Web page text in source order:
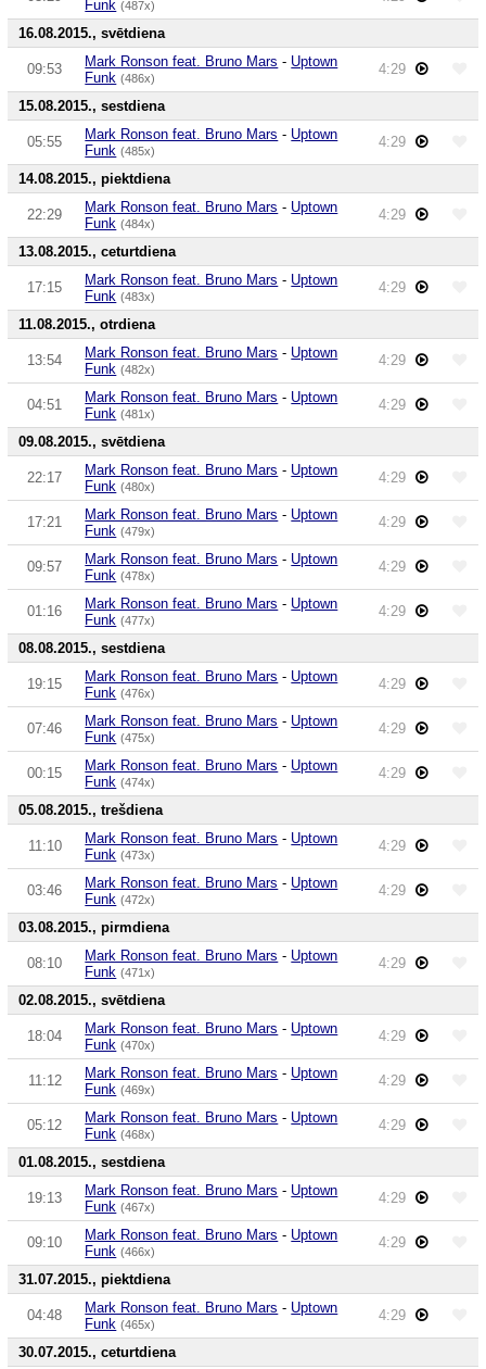
Funk (487x)
16.08.2015., svētdiena
09:53 Mark Ronson feat. Bruno Mars - Uptown
Funk (486x)
4:29
15.08.2015., sestdiena
05:55 Mark Ronson feat. Bruno Mars - Uptown
Funk (485x)
4:29
14.08.2015., piektdiena
22:29 Mark Ronson feat. Bruno Mars - Uptown
Funk (484x)
4:29
13.08.2015., ceturtdiena
17:15 Mark Ronson feat. Bruno Mars - Uptown
Funk (483x)
4:29
11.08.2015., otrdiena
13:54 Mark Ronson feat. Bruno Mars - Uptown
Funk (482x)
4:29
04:51 Mark Ronson feat. Bruno Mars - Uptown
Funk (481x)
4:29
09.08.2015., svētdiena
22:17 Mark Ronson feat. Bruno Mars - Uptown
Funk (480x)
4:29
17:21 Mark Ronson feat. Bruno Mars - Uptown
Funk (479x)
4:29
09:57 Mark Ronson feat. Bruno Mars - Uptown
Funk (478x)
4:29
01:16 Mark Ronson feat. Bruno Mars - Uptown
Funk (477x)
4:29
08.08.2015., sestdiena
19:15 Mark Ronson feat. Bruno Mars - Uptown
Funk (476x)
4:29
07:46 Mark Ronson feat. Bruno Mars - Uptown
Funk (475x)
4:29
00:15 Mark Ronson feat. Bruno Mars - Uptown
Funk (474x)
4:29
05.08.2015., trešdiena
11:10 Mark Ronson feat. Bruno Mars - Uptown
Funk (473x)
4:29
03:46 Mark Ronson feat. Bruno Mars - Uptown
Funk (472x)
4:29
03.08.2015., pirmdiena
08:10 Mark Ronson feat. Bruno Mars - Uptown
Funk (471x)
4:29
02.08.2015., svētdiena
18:04 Mark Ronson feat. Bruno Mars - Uptown
Funk (470x)
4:29
11:12 Mark Ronson feat. Bruno Mars - Uptown
Funk (469x)
4:29
05:12 Mark Ronson feat. Bruno Mars - Uptown
Funk (468x)
4:29
01.08.2015., sestdiena
19:13 Mark Ronson feat. Bruno Mars - Uptown
Funk (467x)
4:29
09:10 Mark Ronson feat. Bruno Mars - Uptown
Funk (466x)
4:29
31.07.2015., piektdiena
04:48 Mark Ronson feat. Bruno Mars - Uptown
Funk (465x)
4:29
30.07.2015., ceturtdiena